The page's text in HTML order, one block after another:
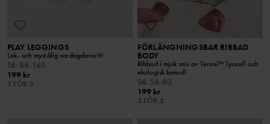
PLAY LEGGINGS
Lek- och mystålig vardagsfavorit!
Stl: 86-140
199 kr
3 FÖR 2
FÖRLÄNGNINGSBAR RIBBAD
BODY
Ribbad i mjuk mix av Tencel™ lyocell och
ekologisk bomull
Stl: 56-80
199 kr
3 FÖR 2